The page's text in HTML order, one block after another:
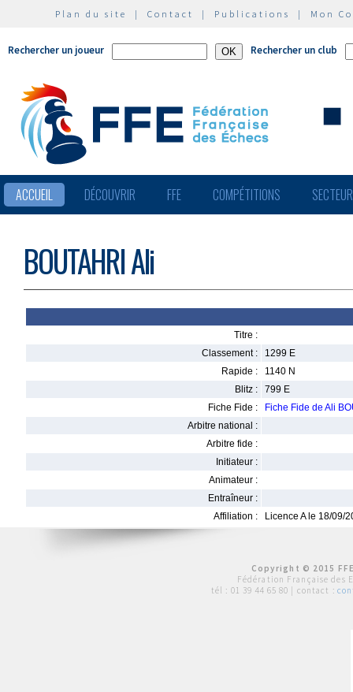
Plan du site | Contact | Publications | Mon
Rechercher un joueur Rechercher un club
ACCUEIL DÉCOUVRIR FFE COMPÉTITIONS
BOUTAHRI Ali
Titre :
Classement :
1299 E
Rapide :
1140 N
Blitz :
799 E
Fiche Fide :
Fiche Fide de Ali
Arbitre national :
Arbitre fide :
Initiateur :
Animateur :
Entraîneur :
Affiliation :
Licence A le 18/09/
Copyright © 2015
Fédération Française des
tél : 01 39 44 65 80 | contact :